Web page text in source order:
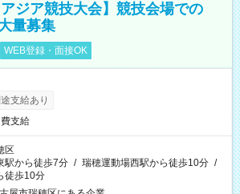
ジア競技大会】競技会場での
量募集
WEB登録・面接OK
支給あり
支給
区
駅から徒歩7分 / 瑞穂運動場西駅から徒歩10分 /
徒歩10分